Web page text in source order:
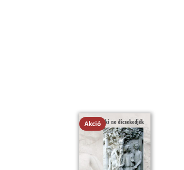
Akció